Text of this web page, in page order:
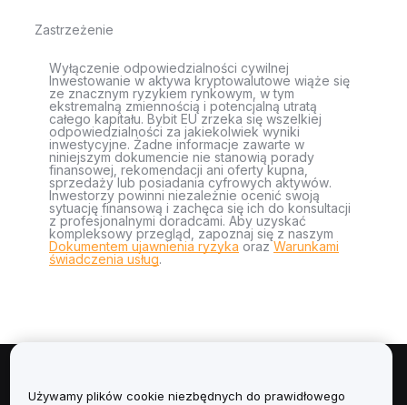
Zastrzeżenie
Wyłączenie odpowiedzialności cywilnej
Inwestowanie w aktywa kryptowalutowe wiąże się
ze znacznym ryzykiem rynkowym, w tym
ekstremalną zmiennością i potencjalną utratą
całego kapitału. Bybit EU zrzeka się wszelkiej
odpowiedzialności za jakiekolwiek wyniki
inwestycyjne. Żadne informacje zawarte w
niniejszym dokumencie nie stanowią porady
finansowej, rekomendacji ani oferty kupna,
sprzedaży lub posiadania cyfrowych aktywów.
Inwestorzy powinni niezależnie ocenić swoją
sytuację finansową i zachęca się ich do konsultacji
z profesjonalnymi doradcami. Aby uzyskać
kompleksowy przegląd, zapoznaj się z naszym
Dokumentem ujawnienia ryzyka orazWarunkami
świadczenia usług.
Informacje
Używamy plików cookie niezbędnych do prawidłowego